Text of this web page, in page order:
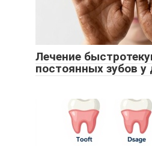
Лечение
постоянных зубов у